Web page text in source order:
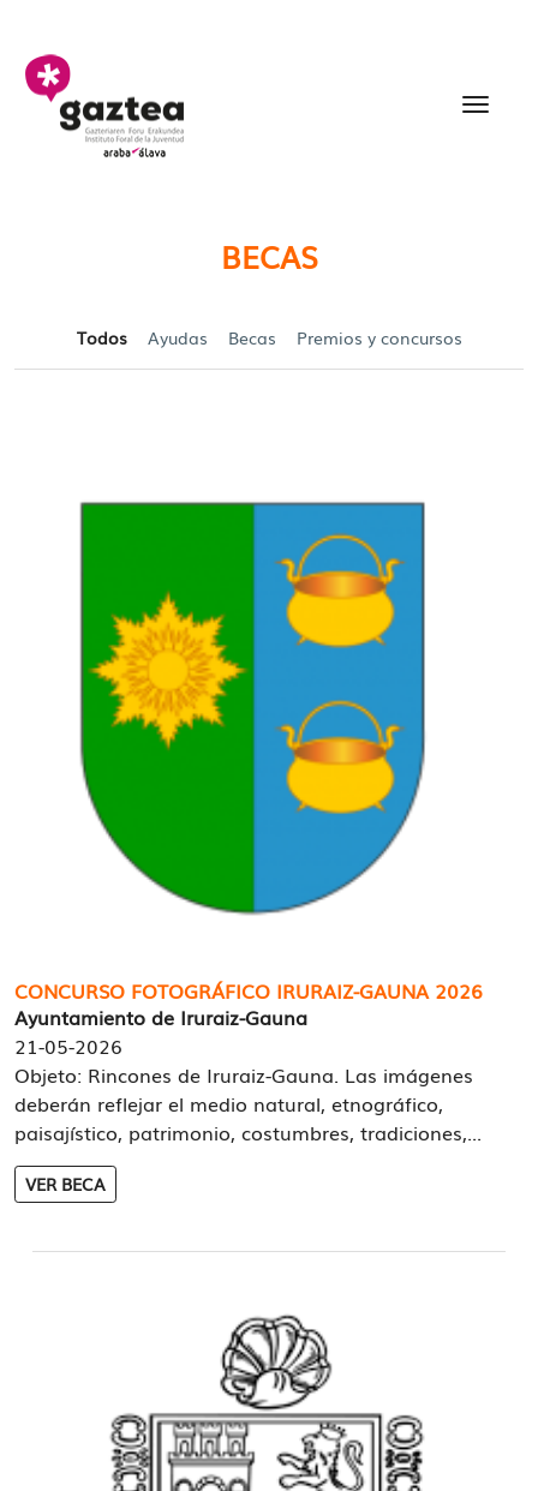
Saltar al contenido principal
BECAS
Todos Ayudas Becas Premios y concursos
CONCURSO FOTOGRÁFICO IRURAIZ-GAUNA 2026
Ayuntamiento de Iruraiz-Gauna
21-05-2026
Objeto: Rincones de Iruraiz-Gauna. Las imágenes
deberán reflejar el medio natural, etnográfico,
paisajístico, patrimonio, costumbres, tradiciones,...
VER BECA